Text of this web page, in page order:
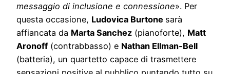
messaggio di inclusione e connessione». Per
questa occasione, Ludovica Burtone sarà
affiancata da Marta Sanchez (pianoforte), Matt
Aronoff (contrabbasso) e Nathan Ellman-Bell
(batteria), un quartetto capace di trasmettere